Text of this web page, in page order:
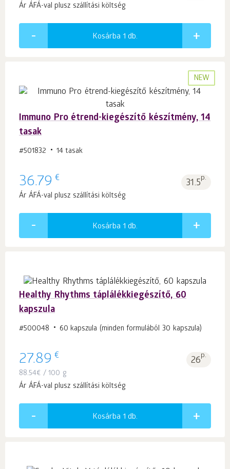
Ár ÁFÁ-val plusz szállítási költség
Kosárba 1 db.
NEW
Immuno Pro étrend-kiegészítő készítmény, 14
tasak
#501832 14 tasak
36.79 € 31.5p.
Ár ÁFÁ-val plusz szállítási költség
Kosárba 1 db.
Healthy Rhythms táplálékkiegészítő, 60
kapszula
#500048 60 kapszula (minden formulából 30 kapszula)
27.89 € 26p.
88.54€ / 100 g
Ár ÁFÁ-val plusz szállítási költség
Kosárba 1 db.